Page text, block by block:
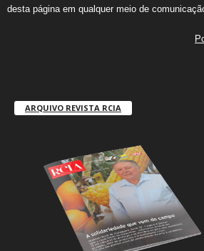
desta página em qualquer meio de
ARQUIVO REVISTA RCIA